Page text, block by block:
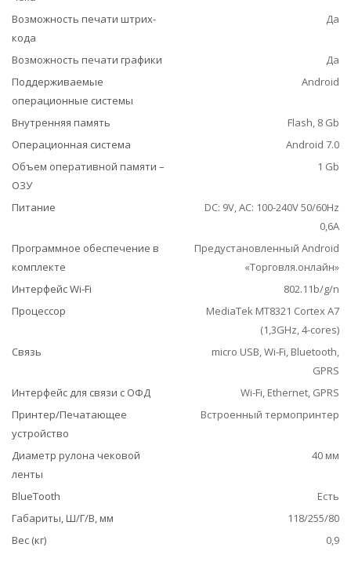
Возможность печати штрих-
кода
Да
Возможность печати графики
Да
Поддерживаемые
операционные системы
Android
Внутренняя память
Flash, 8 Gb
Операционная система
Android 7.0
Объем оперативной памяти –
ОЗУ
1 Gb
Питание
DC: 9V, AC: 100-240V 50/60Hz
0,6A
Программное обеспечение в
комплекте
Предустановленный Android
«Торговля.онлайн»
Интерфейс Wi-Fi
802.11b/g/n
Процессор
MediaTek MT8321 Cortex A7
(1,3GHz, 4-cores)
Связь
micro USB, Wi-Fi, Bluetooth,
GPRS
Интерфейс для связи с ОФД
Wi-Fi, Ethernet, GPRS
Принтер/Печатающее
устройство
Встроенный термопринтер
Диаметр рулона чековой
ленты
40 мм
BlueTooth
Есть
Габариты, Ш/Г/В, мм
118/255/80
Вес (кг)
0,9